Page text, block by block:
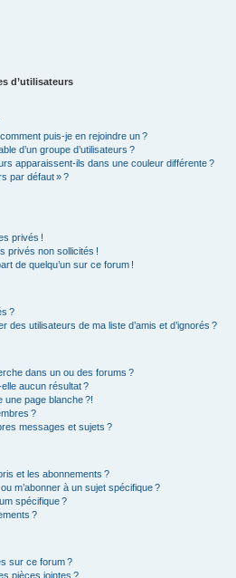
d’utilisateurs
puis-je en rejoindre un ?
d’un groupe d’utilisateurs ?
apparaissent-ils dans une couleur différente ?
par défaut » ?
privés !
privés non sollicités !
de quelqu’un sur ce forum !
?
des utilisateurs de ma liste d’amis et d’ignorés ?
dans un ou des forums ?
aucun résultat ?
une page blanche ?!
?
messages et sujets ?
et les abonnements ?
m’abonner à un sujet spécifique ?
spécifique ?
?
sur ce forum ?
pièces jointes ?